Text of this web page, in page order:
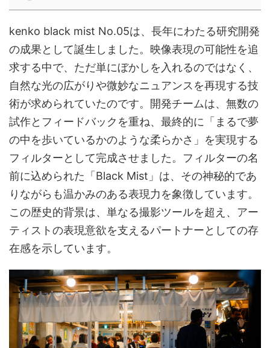
kenko black mist No.05は、長年にわたる研究開発
の成果として誕生しました。映像表現の可能性を追
求する中で、ただ単にぼかしを入れるのではなく、
自然な光の広がりや微妙なニュアンスを再現する技
術が求められていたのです。開発チームは、無数の
試作とフィードバックを重ね、最終的に「まるで夢
の中を歩いているかのような柔らかさ」を実現する
フィルターとして完成させました。フィルターの名
前に込められた「Black Mist」は、その神秘的であ
りながらも温かみのある表現力を象徴しています。
この歴史的背景は、単なる撮影ツールを超え、アー
ティストの表現意欲を支えるパートナーとしての存
在感を示しています。